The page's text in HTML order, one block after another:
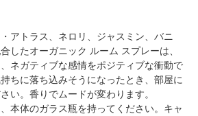
アトラス、ネロリ、ジャスミン、バニ
したオーガニック ルーム スプレーは、
ネガティブな感情をポジティブな衝動で
ちに落ち込みそうになったとき、部屋に
い。香りでムードが変わります。
本体のガラス瓶を持ってください。キャ